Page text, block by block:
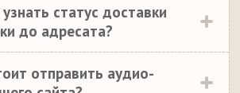
статус доставки
до адресата?
отправить аудио-